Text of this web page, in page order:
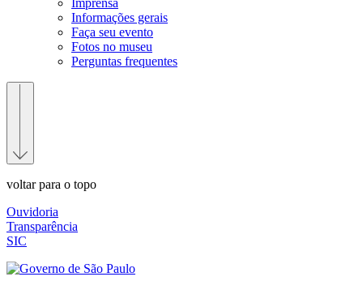
Imprensa
Informações gerais
Faça seu evento
Fotos no museu
Perguntas frequentes
voltar para o topo
Ouvidoria
Transparência
SIC